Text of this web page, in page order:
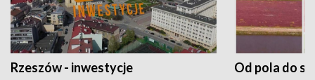
Rzeszów - inwestycje Od pola do